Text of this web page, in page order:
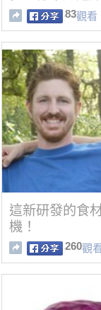
83觀看
這新研發的食
機！
260觀